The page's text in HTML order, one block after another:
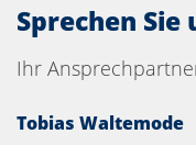
Sprechen Sie
Ihr
Tobias Waltemode